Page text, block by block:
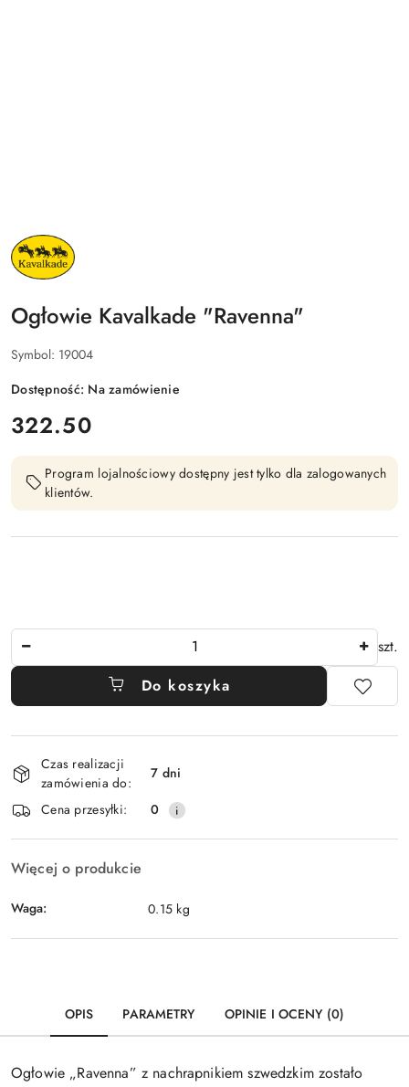
NAZWA
PRODUCENTA:
KAVALKADE
Ogłowie Kavalkade "Ravenna"
Symbol: 19004
Dostępność: Na zamówienie
cena:
322.50
Program lojalnościowy dostępny jest tylko dla zalogowanych
klientów.
szt.
Do koszyka
Dostępność
i
dostawa
Czas realizacji
zamówienia do:
7 dni
Cena przesyłki:
0
Więcej o produkcie
Waga: 0.15 kg
OPIS PARAMETRY OPINIE I OCENY (0)
Ogłowie „Ravenna” z nachrapnikiem szwedzkim zostało